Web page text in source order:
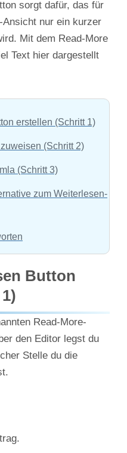
sorgt dafür, das für
nur ein kurzer
Mit dem Read-More
Text hier dargestellt
erstellen (Schritt 1)
(Schritt 2)
(Schritt 3)
zum Weiterlesen-
Button
Read-More-
den Editor legst du
Stelle du die